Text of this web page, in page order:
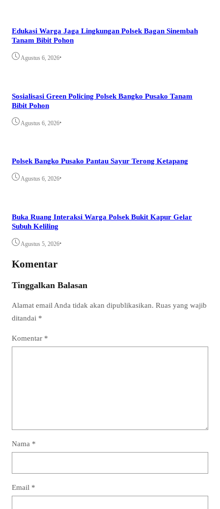
Edukasi Warga Jaga Lingkungan Polsek Bagan Sinembah
Tanam Bibit Pohon
Agustus 6, 2026•
Sosialisasi Green Policing Polsek Bangko Pusako Tanam
Bibit Pohon
Agustus 6, 2026•
Polsek Bangko Pusako Pantau Sayur Terong Ketapang
Agustus 6, 2026•
Buka Ruang Interaksi Warga Polsek Bukit Kapur Gelar
Subuh Keliling
Agustus 5, 2026•
Komentar
Tinggalkan Balasan
Alamat email Anda tidak akan dipublikasikan. Ruas yang wajib
ditandai *
Komentar *
Nama *
Email *